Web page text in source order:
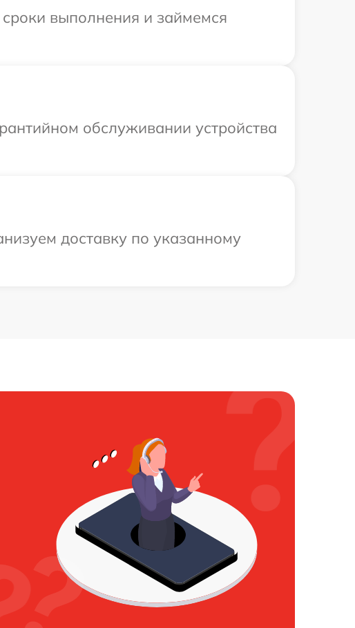
выполнения и займемся
обслуживании устройства
доставку по указанному